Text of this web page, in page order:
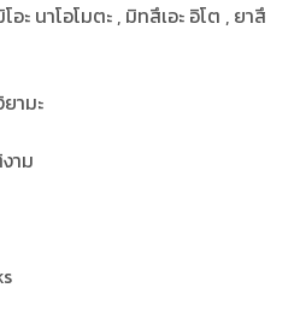
ะ นาโอโมตะ , มิทสึเอะ อิโต , ยาสึ
ามะ
าม